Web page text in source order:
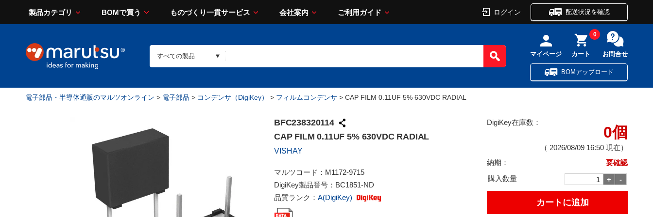
製品カテゴリ BOMで買う ものづくり一貫サービス 会社案内 ご利用ガイド ログイン 配送状況を確認
マイページ カート
0
お問合せ
BOMアップロード
電子部品・半導体通販のマルツオンライン > 電子部品 > コンデンサ（DigiKey） > フィルムコンデンサ > CAP FILM 0.11UF 5% 630VDC RADIAL
BFC238320114
CAP FILM 0.11UF 5% 630VDC RADIAL
VISHAY
マルツコード： M1172-9715
DigiKey製品番号： BC1851-ND
品質ランク： A(DigiKey)
DigiKey在庫数：
0個
（ 2026/08/09 16:50 現在）
納期：
要確認
購入数量